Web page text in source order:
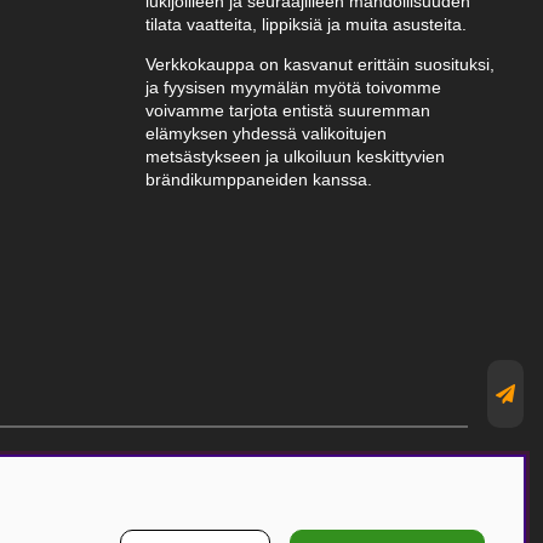
tilata vaatteita, lippiksiä ja muita asusteita.
Verkkokauppa on kasvanut erittäin suosituksi,
ja fyysisen myymälän myötä toivomme
voivamme tarjota entistä suuremman
elämyksen yhdessä valikoitujen
metsästykseen ja ulkoiluun keskittyvien
brändikumppaneiden kanssa.